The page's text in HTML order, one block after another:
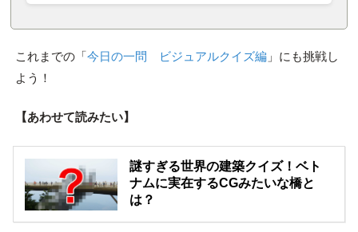
これまでの「今日の一問 ビジュアルクイズ編」にも挑戦し
よう！
【あわせて読みたい】
謎すぎる世界の建築クイズ！ベト
ナムに実在するCGみたいな橋と
は？